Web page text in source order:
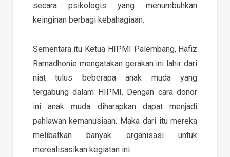
secara psikologis yang menumbuhkan
keinginan berbagi kebahagiaan.
Sementara itu Ketua HIPMI Palembang, Hafiz
Ramadhonie mengatakan gerakan ini lahir dari
niat tulus beberapa anak muda yang
tergabung dalam HIPMI. Dengan cara donor
ini anak muda diharapkan dapat menjadi
pahlawan kemanusiaan. Maka dari itu mereka
melibatkan banyak organisasi untuk
merealisasikan kegiatan ini.